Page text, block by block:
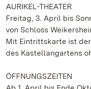
AURIKEL-THEATER
Freitag, 3. April bis
von Schloss
Mit Eintrittskarte ist
des Kastellangartens
ÖFFNUNGSZEITEN